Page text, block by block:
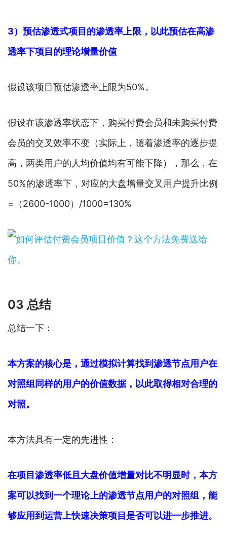
3）预估渗透式项目的渗透率上限，以此预估在高渗
透率下项目的理论增量价值
假设该项目预估渗透率上限为50%。
假设在该渗透率状态下，购买付费会员和未购买付费
会员的交叉效率不变（实际上，随着渗透率的逐步提
高，两类用户的人均价值均有可能下降），那么，在
50%的渗透率下，对应的大盘增量交叉用户提升比例
=（2600-1000）/1000=130%
03 总结
总结一下：
本方案的核心是，通过模拟计算找到渗透节点用户在
对照组同样的用户的价值数据，以此取得相对合理的
对照。
本方法具有一定的先进性：
在项目渗透率低且大盘价值增量对比不明显时，本方
案可以找到一个理论上的渗透节点用户的对照组，能
够应用到运营上快速决策项目是否可以进一步推进。